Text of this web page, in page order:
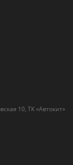
10, ТК «Автокит»